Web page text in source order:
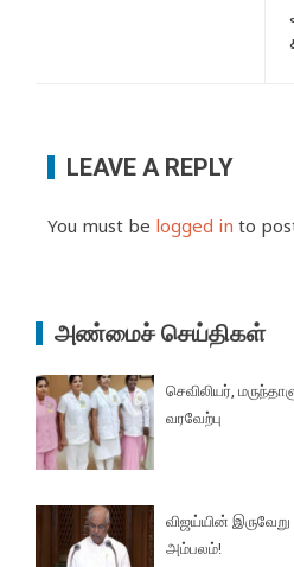
LEAVE A REPLY
You must be logged in to
அண்மைச் செய்திகள்
செவிலியர்,
வரவேற்பு
விஜய்யின்
அம்பலம்!